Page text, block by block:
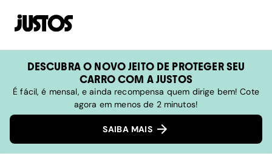
DESCUBRA O NOVO JEITO DE PROTEGER SEU
CARRO COM A JUSTOS
É fácil, é mensal, e ainda recompensa quem dirige bem! Cote
agora em menos de 2 minutos!
SAIBA MAIS